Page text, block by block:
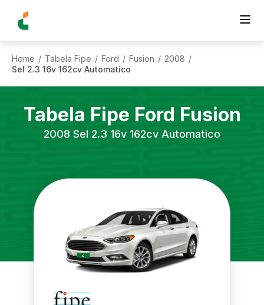
Home / Tabela Fipe / Ford / Fusion / 2008 /
Sel 2.3 16v 162cv Automatico
Tabela Fipe Ford Fusion
2008 Sel 2.3 16v 162cv Automatico